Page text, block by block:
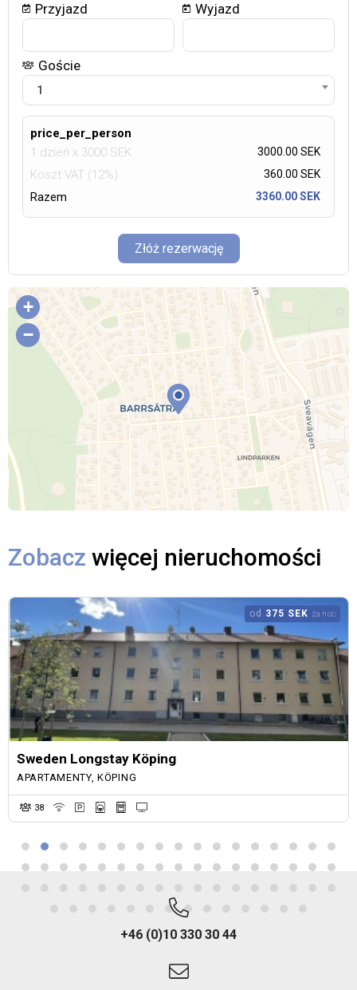
Przyjazd Wyjazd
Goście
1
price_per_person
1 dzień x 3000 SEK 3000.00 SEK
Koszt VAT (12%) 360.00 SEK
Razem 3360.00 SEK
Złóż rezerwację
+
−
Zobacz więcej nieruchomości
od 375 SEK za noc
Sweden Longstay Köping
APARTAMENTY, KÖPING
38
+46 (0)10 330 30 44